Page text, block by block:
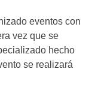
eventos con
vez que se
hecho
se realizará